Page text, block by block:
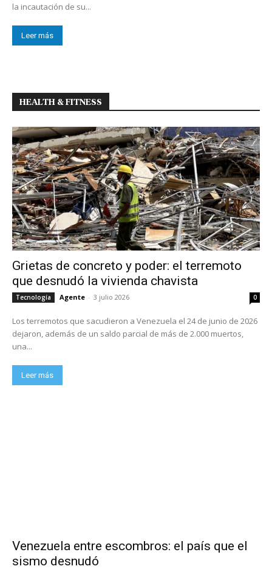
la incautación de su...
Leer más
HEALTH & FITNESS
Grietas de concreto y poder: el terremoto
que desnudó la vivienda chavista
Tecnología Agente - 3 julio 2026 0
Los terremotos que sacudieron a Venezuela el 24 de junio de 2026
dejaron, además de un saldo parcial de más de 2.000 muertos,
una...
Leer más
Venezuela entre escombros: el país que el
sismo desnudó